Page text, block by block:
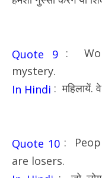
Quote 9:
mystery.
In Hindi : महिलायें.
Quote 10 :
are losers.